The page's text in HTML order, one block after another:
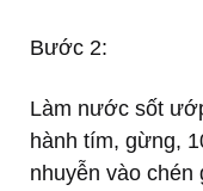
Bước 2:
Làm nước sốt
hành tím, gừng,
nhuyễn vào chén